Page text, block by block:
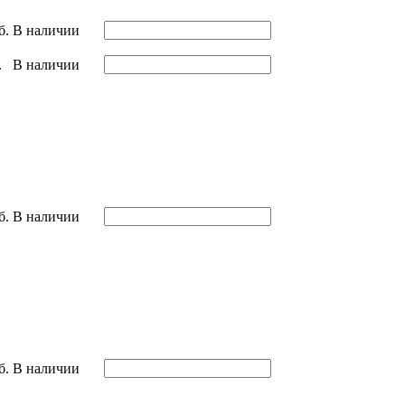
В наличии
В наличии
В наличии
В наличии